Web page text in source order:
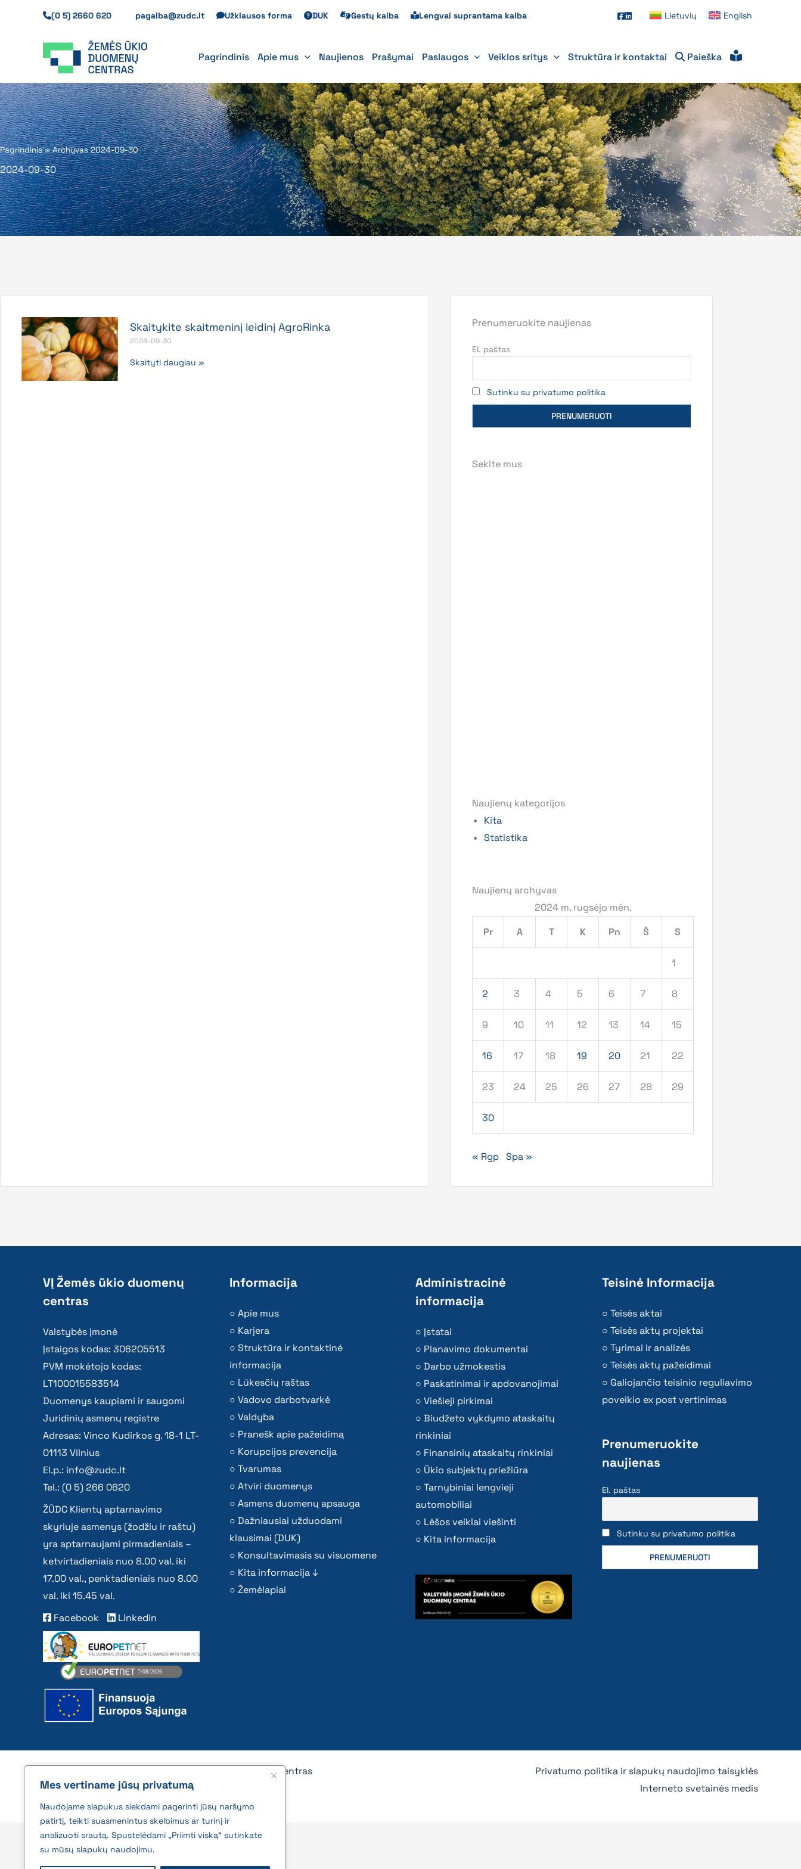
Mes vertiname jūsų privatumą
Naudojame slapukus siekdami pagerinti jūsų naršymo
patirtį, teikti suasmenintus skelbimus ar turinį ir
analizuoti srautą. Spustelėdami „Priimti viską“ sutinkate
su mūsų slapukų naudojimu.
(0 5) 2660 620 pagalba@zudc.lt Užklausos forma DUK Gestų kalba Lengvai suprantama kalba Lietuvių English
Pagrindinis Apie mus Naujienos Prašymai Paslaugos Veiklos sritys Struktūra ir kontaktai Paieška
Pagrindinis»Archyvas 2024-09-30
2024-09-30
Skaitykite skaitmeninį leidinį AgroRinka
2024-09-30
Skaityti daugiau »
Prenumeruokite naujienas
El. paštas
Sutinku su privatumo politika
Sekite mus
Naujienų kategorijos
Kita
Statistika
Naujienų archyvas
2024 m. rugsėjo mėn.
Pr
A T K Pn Š S
1
2 3 4 5 6 7 8
9 10 11 12 13 14 15
16 17 18 19 20 21 22
23 24 25 26 27 28 29
30
« Rgp Spa »
VĮ Žemės ūkio duomenų
centras
Valstybės įmonė
Įstaigos kodas: 306205513
PVM mokėtojo kodas:
LT100015583514
Duomenys kaupiami ir saugomi
Juridinių asmenų registre
Adresas: Vinco Kudirkos g. 18-1 LT-
01113 Vilnius
El.p.: info@zudc.lt
Tel.: (0 5) 266 0620
ŽŪDC Klientų aptarnavimo
skyriuje asmenys (žodžiu ir raštu)
yra aptarnaujami pirmadieniais –
ketvirtadieniais nuo 8.00 val. iki
17.00 val., penktadieniais nuo 8.00
val. iki 15.45 val.
Facebook
Linkedin
Informacija
Apie mus
Karjera
Struktūra ir kontaktinė
informacija
Lūkesčių raštas
Vadovo darbotvarkė
Valdyba
Pranešk apie pažeidimą
Korupcijos prevencija
Tvarumas
Atviri duomenys
Asmens duomenų apsauga
Dažniausiai užduodami
klausimai (DUK)
Konsultavimasis su visuomene
Kita informacija ↓
Žemėlapiai
Administracinė
informacija
Įstatai
Planavimo dokumentai
Darbo užmokestis
Paskatinimai ir apdovanojimai
Viešieji pirkimai
Biudžeto vykdymo ataskaitų
rinkiniai
Finansinių ataskaitų rinkiniai
Ūkio subjektų priežiūra
Tarnybiniai lengvieji
automobiliai
Lėšos veiklai viešinti
Kita informacija
Teisinė Informacija
Teisės aktai
Teisės aktų projektai
Tyrimai ir analizės
Teisės aktų pažeidimai
Galiojančio teisinio reguliavimo
poveikio ex post vertinimas
Prenumeruokite
naujienas
El. paštas
Sutinku su privatumo politika
2026 © All rights reserved | VĮ Žemės ūkio duomenų centras
Privatumo politika ir slapukų naudojimo taisyklės
Interneto svetainės medis